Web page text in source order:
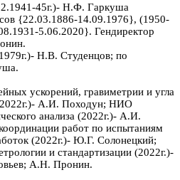
45г.)- Н.Ф. Гаркуша
{22.03.1886-14.09.1976}, (1950-
5.06.2020}. Гендиректор
Н.В. Студенцов; по
ускорений, гравиметрии и угла
(2022г.)- А.И. Походун; НИО
анализа (2022г.)- А.И.
работ по испытаниям
(2022г.)- Ю.Г. Солонецкий;
и стандартизации (2022г.)-
А.Н. Пронин.